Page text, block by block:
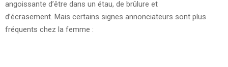
angoissante d’être dans un étau, de brûlure et
d’écrasement. Mais certains signes annonciateurs sont plus
fréquents chez la femme :